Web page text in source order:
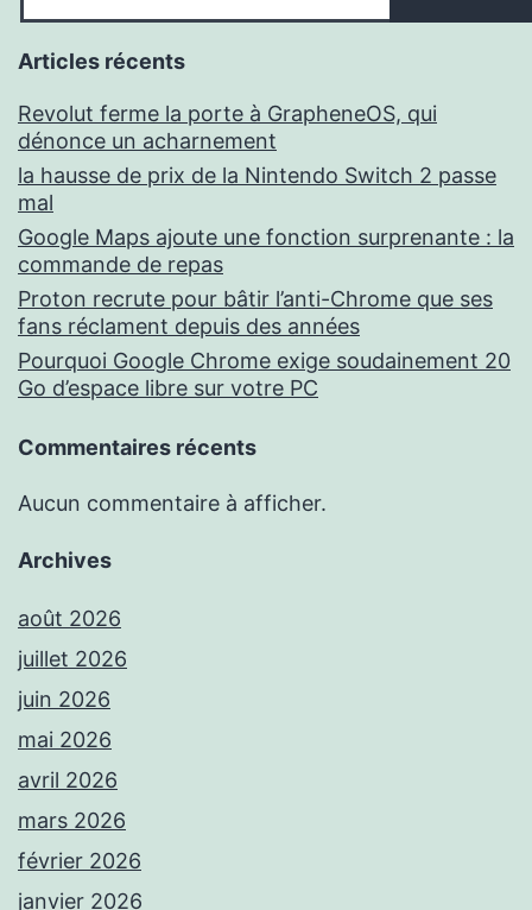
Articles récents
Revolut ferme la porte à GrapheneOS, qui
dénonce un acharnement
la hausse de prix de la Nintendo Switch 2 passe
mal
Google Maps ajoute une fonction surprenante : la
commande de repas
Proton recrute pour bâtir l’anti-Chrome que ses
fans réclament depuis des années
Pourquoi Google Chrome exige soudainement 20
Go d’espace libre sur votre PC
Commentaires récents
Aucun commentaire à afficher.
Archives
août 2026
juillet 2026
juin 2026
mai 2026
avril 2026
mars 2026
février 2026
janvier 2026